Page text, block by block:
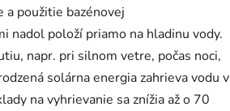
a použitie bazénovej
nadol položí priamo na hladinu vody.
napr. pri silnom vetre, počas noci,
solárna energia zahrieva vodu v
na vyhrievanie sa znížia až o 70